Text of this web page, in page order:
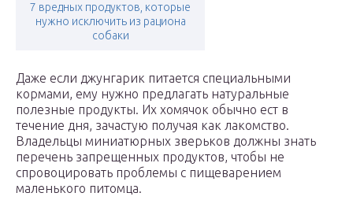
7 вредных продуктов, которые
нужно исключить из рациона
собаки
Даже если джунгарик питается специальными
кормами, ему нужно предлагать натуральные
полезные продукты. Их хомячок обычно ест в
течение дня, зачастую получая как лакомство.
Владельцы миниатюрных зверьков должны знать
перечень запрещенных продуктов, чтобы не
спровоцировать проблемы с пищеварением
маленького питомца.